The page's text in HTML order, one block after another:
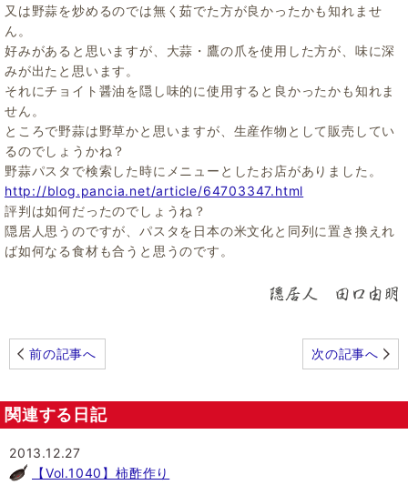
又は野蒜を炒めるのでは無く茹でた方が良かったかも知れませ
ん。
好みがあると思いますが、大蒜・鷹の爪を使用した方が、味に深
みが出たと思います。
それにチョイト醤油を隠し味的に使用すると良かったかも知れま
せん。
ところで野蒜は野草かと思いますが、生産作物として販売してい
るのでしょうかね？
野蒜パスタで検索した時にメニューとしたお店がありました。
http://blog.pancia.net/article/64703347.html
評判は如何だったのでしょうね？
隠居人思うのですが、パスタを日本の米文化と同列に置き換えれ
ば如何なる食材も合うと思うのです。
前の記事へ 次の記事へ
関連する日記
2013.12.27
【Vol.1040】柿酢作り